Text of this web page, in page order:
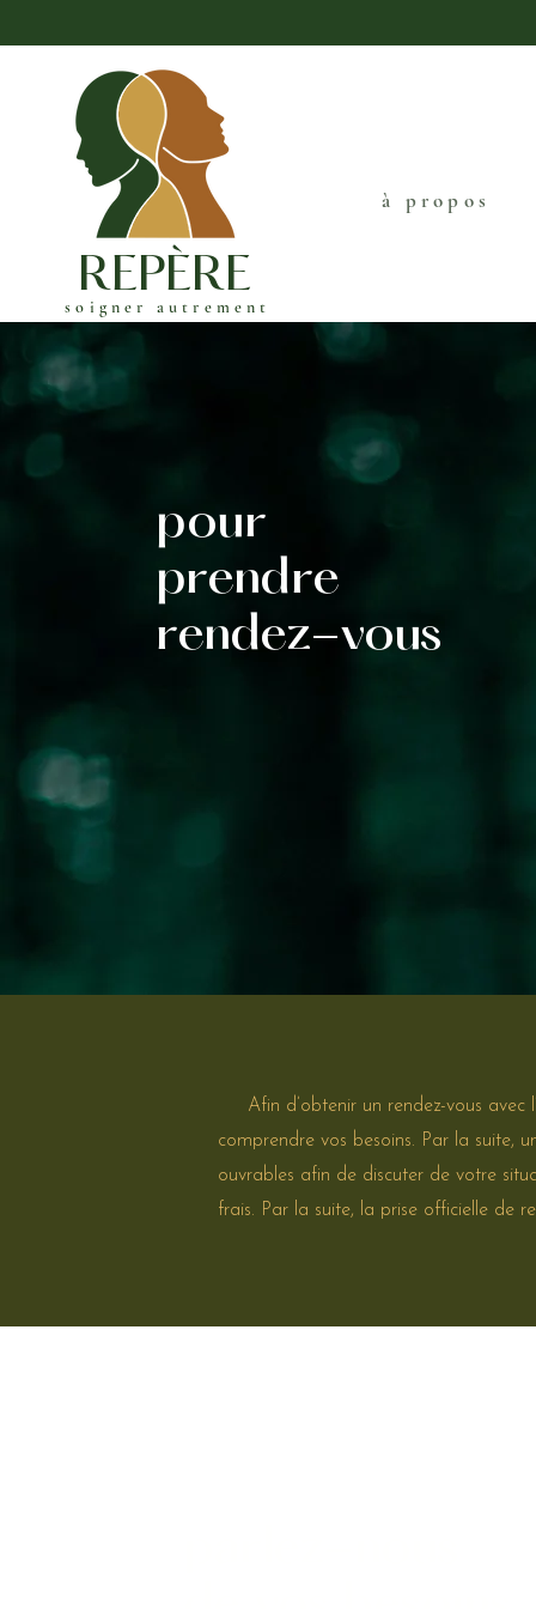
soigner autrement
REPÈRE
à propos
pour
prendre
rendez-vous
Afin d’obtenir un rendez-vous avec
comprendre vos besoins. Par la suite,
ouvrables afin de discuter de votre
frais. Par la suite, la prise officielle de